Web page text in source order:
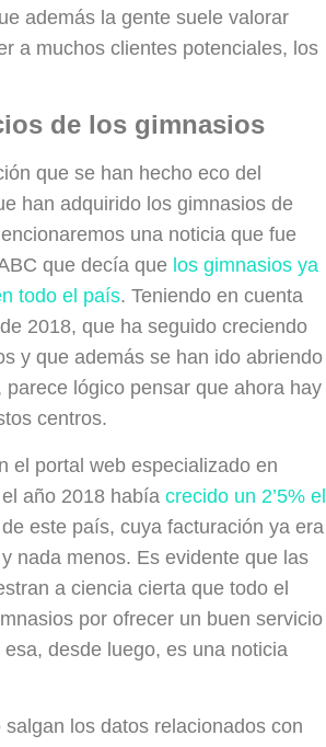
además la gente suele valorar
a muchos clientes potenciales, los
de los gimnasios
que se han hecho eco del
han adquirido los gimnasios de
una noticia que fue
que decía que los gimnasios ya
todo el país. Teniendo en cuenta
2018, que ha seguido creciendo
y que además se han ido abriendo
lógico pensar que ahora hay
centros.
el portal web especializado en
año 2018 había crecido un 2’5% el
de este país, cuya facturación ya era
nada menos. Es evidente que las
a ciencia cierta que todo el
por ofrecer un buen servicio
desde luego, es una noticia
los datos relacionados con